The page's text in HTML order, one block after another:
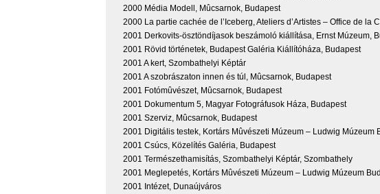
2000 Média Modell, Mûcsarnok, Budapest
2000 La partie cachée de l’Iceberg, Ateliers d’Artistes – Office de la
2001 Derkovits-ösztöndíjasok beszámoló kiállítása, Ernst Múzeum,
2001 Rövid történetek, Budapest Galéria Kiállítóháza, Budapest
2001 A kert, Szombathelyi Képtár
2001 A szobrászaton innen és túl, Mûcsarnok, Budapest
2001 Fotómûvészet, Mûcsarnok, Budapest
2001 Dokumentum 5, Magyar Fotográfusok Háza, Budapest
2001 Szerviz, Mûcsarnok, Budapest
2001 Digitális testek, Kortárs Mûvészeti Múzeum – Ludwig Múzeum
2001 Csúcs, Közelítés Galéria, Budapest
2001 Természethamisítás, Szombathelyi Képtár, Szombathely
2001 Meglepetés, Kortárs Mûvészeti Múzeum – Ludwig Múzeum
2001 Intézet, Dunaújváros